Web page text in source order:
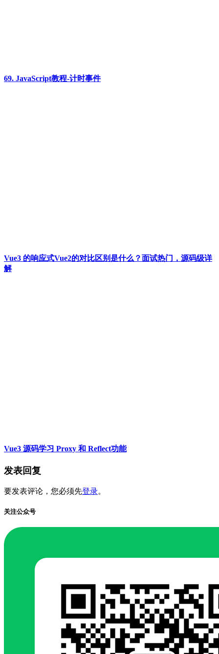
69. JavaScript教程-计时事件
Vue3 的响应式Vue2的对比区别是什么？面试热门，源码级详
解
Vue3 源码学习 Proxy 和 Reflect功能
发表回复
要发表评论，您必须先登录。
关注公众号